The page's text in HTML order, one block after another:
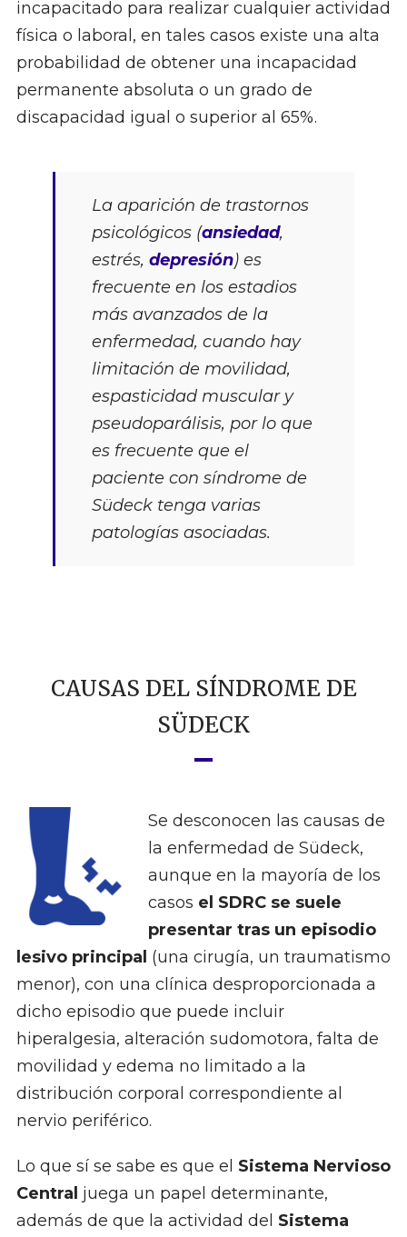
incapacitado para realizar cualquier actividad
física o laboral, en tales casos existe una alta
probabilidad de obtener una incapacidad
permanente absoluta o un grado de
discapacidad igual o superior al 65%.
La aparición de trastornos
psicológicos (ansiedad,
estrés, depresión) es
frecuente en los estadios
más avanzados de la
enfermedad, cuando hay
limitación de movilidad,
espasticidad muscular y
pseudoparálisis, por lo que
es frecuente que el
paciente con síndrome de
Südeck tenga varias
patologías asociadas.
CAUSAS DEL SÍNDROME DE
SÜDECK
Se desconocen las causas de
la enfermedad de Südeck,
aunque en la mayoría de los
casos el SDRC se suele
presentar tras un episodio
lesivo principal (una cirugía, un traumatismo
menor), con una clínica desproporcionada a
dicho episodio que puede incluir
hiperalgesia, alteración sudomotora, falta de
movilidad y edema no limitado a la
distribución corporal correspondiente al
nervio periférico.
Lo que sí se sabe es que el Sistema Nervioso
Central juega un papel determinante,
además de que la actividad del Sistema